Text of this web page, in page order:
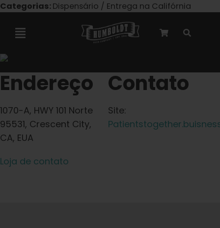
Pular
Categorias:Dispensário / Entrega na Califórnia
Navegação
Colaboração com a Marley
Sementes autoflorescentes
Sementes triploides
Endereço
1070-A, HWY 101 Norte
95531, Crescent City,
CA, EUA
Contato
Site:
Loja de contato